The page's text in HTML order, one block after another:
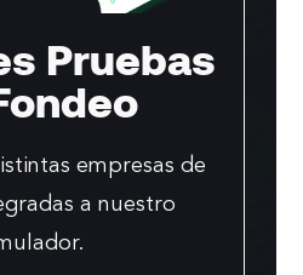
Pruebas
empresas de
a nuestro